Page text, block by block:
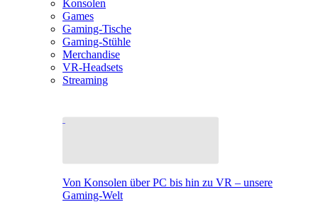
Konsolen
Games
Gaming-Tische
Gaming-Stühle
Merchandise
VR-Headsets
Streaming
Von Konsolen über PC bis hin zu VR – unsere
Gaming-Welt